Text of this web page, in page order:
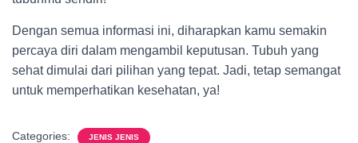
Dengan semua informasi ini, diharapkan kamu semakin
percaya diri dalam mengambil keputusan. Tubuh yang
sehat dimulai dari pilihan yang tepat. Jadi, tetap semangat
untuk memperhatikan kesehatan, ya!
Categories: JENIS JENIS